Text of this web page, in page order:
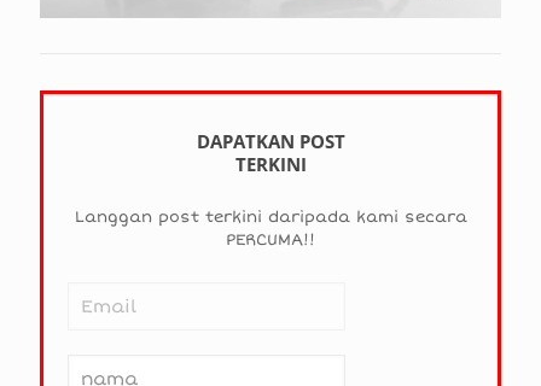
DAPATKAN POST
TERKINI
Langgan post terkini daripada kami secara
PERCUMA!!